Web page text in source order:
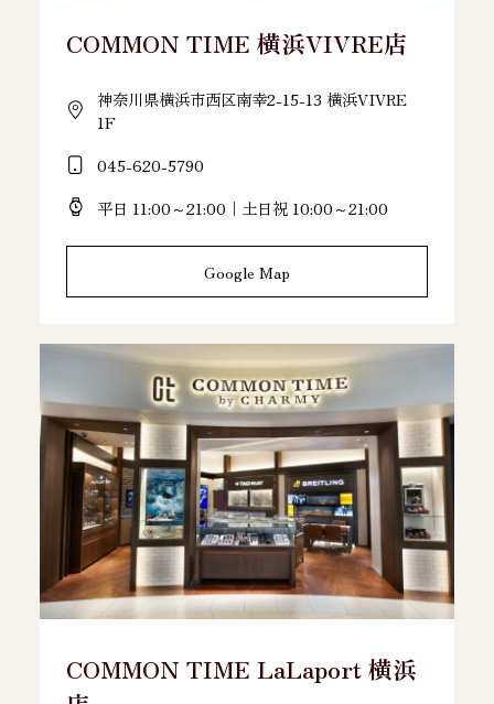
COMMON TIME 横浜VIVRE店
神奈川県横浜市西区南幸2-15-13 横浜VIVRE
1F
045-620-5790
平日 11:00～21:00｜土日祝 10:00～21:00
Google Map
COMMON TIME LaLaport 横浜